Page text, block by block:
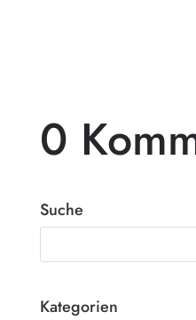
0
Suche
Kategorien